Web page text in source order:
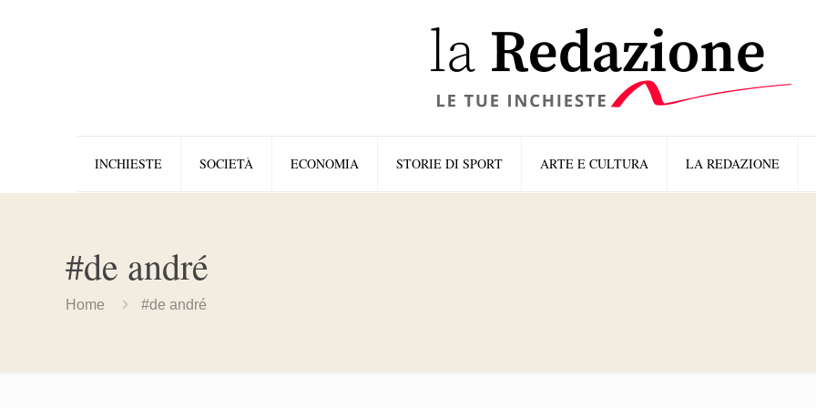
INCHIESTE SOCIETÀ ECONOMIA STORIE DI SPORT ARTE E CULTURA LA REDAZIONE
#de andré
Home #de andré